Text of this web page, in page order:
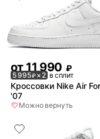
от11 990 ₽
5 995₽× 2 в сплит
Кроссовки Nike Air
'07
Можно вернуть